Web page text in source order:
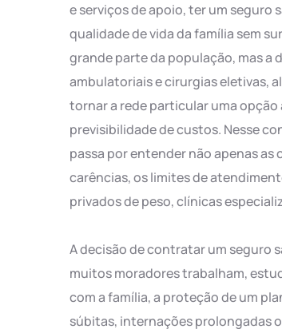
e serviços de apoio, ter um seguro
qualidade de vida da família sem
grande parte da população, mas a
ambulatoriais e cirurgias eletivas,
tornar a rede particular uma
previsibilidade de custos. Nesse
passa por entender não apenas as
carências, os limites de
privados de peso, clínicas
A decisão de contratar um seguro
muitos moradores trabalham,
com a família, a proteção de um
súbitas, internações prolongadas